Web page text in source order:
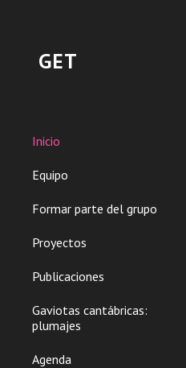
GET
Inicio
Equipo
Formar parte del grupo
Proyectos
Publicaciones
Gaviotas cantábricas:
plumajes
Agenda